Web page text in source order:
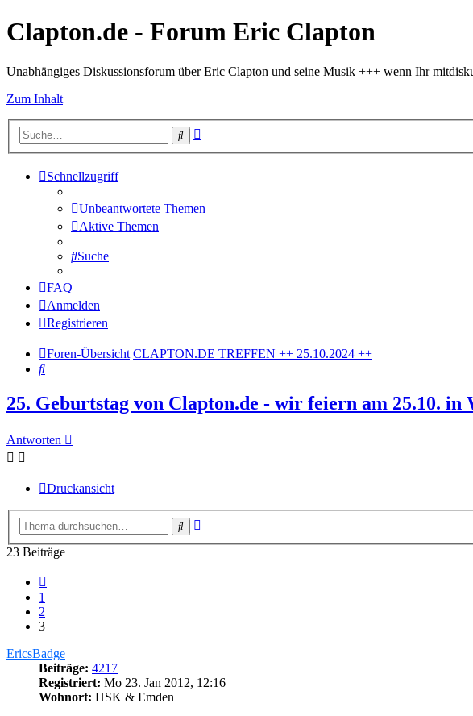
Clapton.de - Forum Eric Clapton
Unabhängiges Diskussionsforum über Eric Clapton und seine Musik +++ wenn Ihr
Zum Inhalt
Suche
Schnellzugriff
Unbeantwortete Themen
Aktive Themen
Suche
FAQ
Anmelden
Registrieren
Foren-Übersicht CLAPTON.DE TREFFEN ++ 25.10.2024 ++
Suche
25. Geburtstag von Clapton.de - wir feiern am 25.10. in
Antworten
Druckansicht
Suche
23 Beiträge
1
2
3
EricsBadge
Beiträge: 4217
Registriert: Mo 23. Jan 2012, 12:16
Wohnort: HSK & Emden